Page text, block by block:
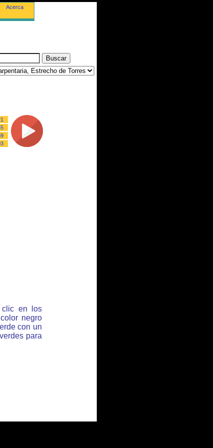
Acerca
clic en los
negro
con un
para